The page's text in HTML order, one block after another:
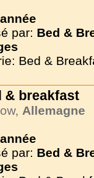
par: Bed &
Bed &
& breakfast
Allemagne
par: Bed &